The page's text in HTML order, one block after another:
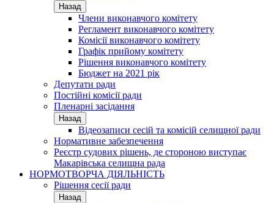
Назад
Члени виконавчого комітету
Регламент виконавчого комітету
Комісії виконавчого комітету
Графік прийому комітету
Рішення виконавчого комітету
Бюджет на 2021 рік
Депутати ради
Постійні комісії ради
Пленарні засідання
Назад
Відеозаписи сесій та комісій селищної ради
Нормативне забезпечення
Реєстр судових рішень, де стороною виступає
Макарівська селищна рада
НОРМОТВОРЧА ДІЯЛЬНІСТЬ
Рішення сесії ради
Назад